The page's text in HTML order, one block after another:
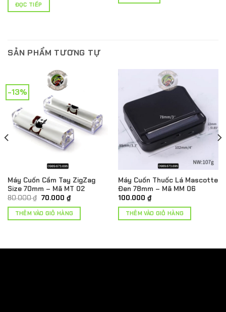
là:
ĐỌC TIẾP
SẢN PHẨM TƯƠNG TỰ
-13%
Máy Cuốn Cầm Tay ZigZag
Size 70mm – Mã MT 02
80.000₫ Giá
là:
80.000 ₫.
70.000 ₫Giá
hiện
tại
là:
THÊM VÀO GIỎ HÀNG
Máy Cuốn Thuốc Lá Mascotte
Đen 78mm – Mã MM 06
100.000 ₫
THÊM VÀO GIỎ HÀNG